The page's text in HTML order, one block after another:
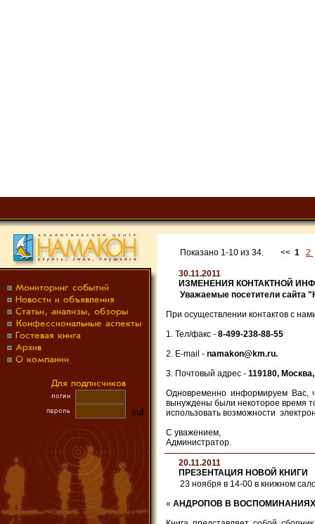
Показано 1-10 из 34. << 1 2
30.11.2011
ИЗМЕНЕНИЯ КОНТАКТНОЙ
Уважаемые посетители
При осуществлении контактов с
1. Тел/факс - 8-499-238-88-55
2. E-mail - namakon@km.ru.
3. Почтовый адрес - 119180,
Одновременно информируем Вас,
вынуждены были некоторое время
использовать возможности
С уважением,
Администратор.
20.11.2011
ПРЕЗЕНТАЦИЯ НОВОЙ КНИГИ
23 ноября в 14-00 в книжном
« АНДРОПОВ В